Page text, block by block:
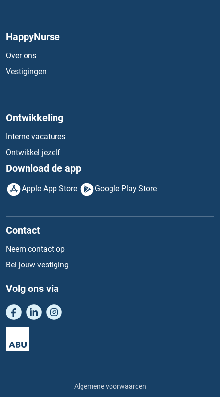
HappyNurse
Over ons
Vestigingen
Ontwikkeling
Interne vacatures
Ontwikkel jezelf
Download de app
Apple App Store Google Play Store
Contact
Neem contact op
Bel jouw vestiging
Volg ons via
Algemene voorwaarden